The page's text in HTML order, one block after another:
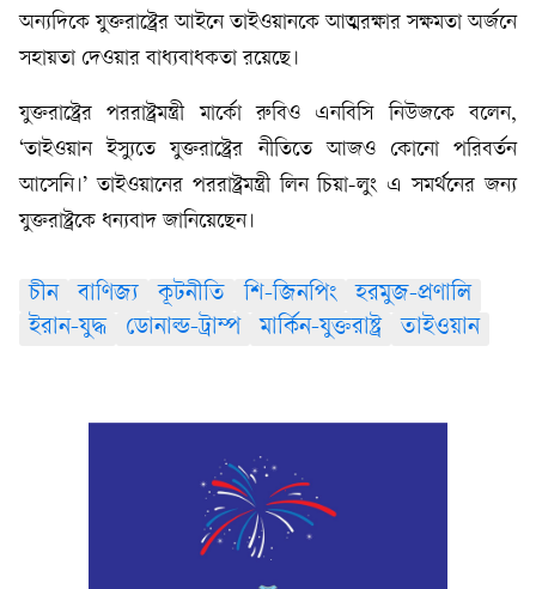
অন্যদিকে যুক্তরাষ্ট্রের আইনে তাইওয়ানকে আত্মরক্ষার সক্ষমতা অর্জনে
সহায়তা দেওয়ার বাধ্যবাধকতা রয়েছে।
যুক্তরাষ্ট্রের পররাষ্ট্রমন্ত্রী মার্কো রুবিও এনবিসি নিউজকে বলেন,
‘তাইওয়ান ইস্যুতে যুক্তরাষ্ট্রের নীতিতে আজও কোনো পরিবর্তন
আসেনি।’ তাইওয়ানের পররাষ্ট্রমন্ত্রী লিন চিয়া-লুং এ সমর্থনের জন্য
যুক্তরাষ্ট্রকে ধন্যবাদ জানিয়েছেন।
চীন বাণিজ্য কূটনীতি শি-জিনপিং
হরমুজ-প্রণালি
ইরান-যুদ্ধ
ডোনাল্ড-ট্রাম্প মার্কিন-যুক্তরাষ্ট্র তাইওয়ান